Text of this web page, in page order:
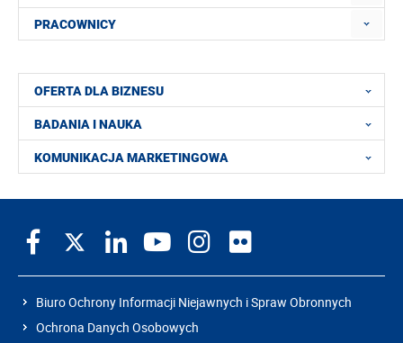
PRACOWNICY
OFERTA DLA BIZNESU
BADANIA I NAUKA
KOMUNIKACJA MARKETINGOWA
Biuro Ochrony Informacji Niejawnych i Spraw Obronnych
Ochrona Danych Osobowych